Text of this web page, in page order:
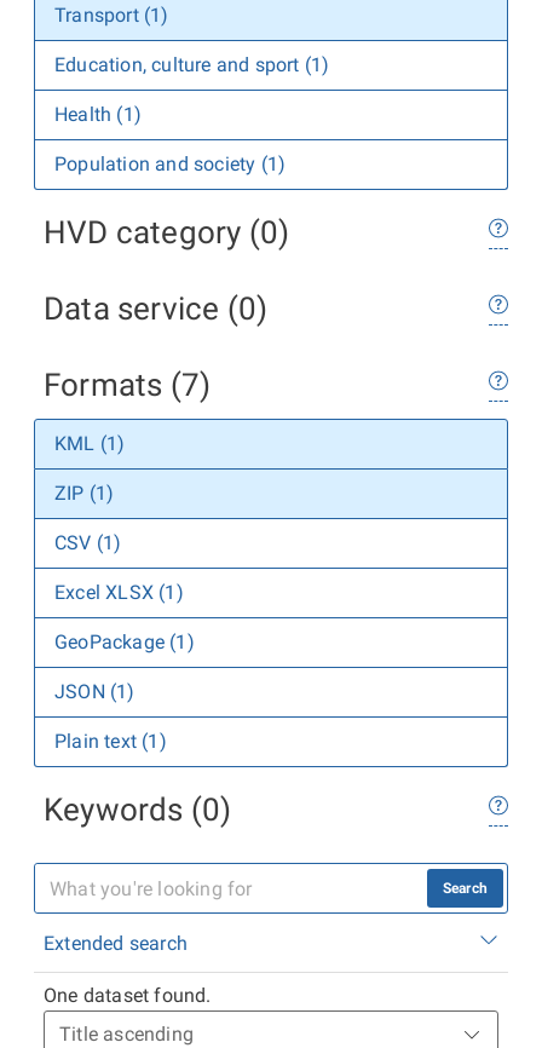
Transport (1)
Education, culture and sport (1)
Health (1)
Population and society (1)
HVD category (0)
Data service (0)
Formats (7)
KML (1)
ZIP (1)
CSV (1)
Excel XLSX (1)
GeoPackage (1)
JSON (1)
Plain text (1)
Keywords (0)
Search
Extended search
One dataset found.